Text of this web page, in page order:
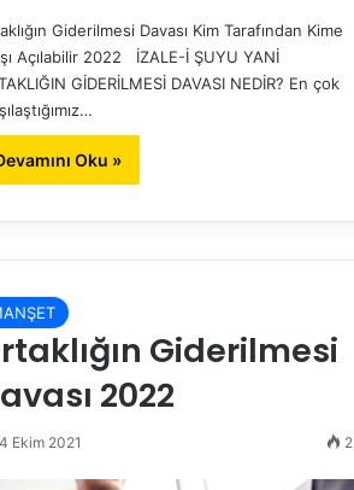
Giderilmesi Davası Kim Tarafından Kime
Açılabilir 2022 İZALE-İ ŞUYU YANİ
GİDERİLMESİ DAVASI NEDİR? En çok
Oku »
Giderilmesi
2022
Ekim 2021 2